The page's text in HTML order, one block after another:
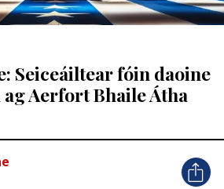
Seiceáiltear fóin daoine
Aerfort Bhaile Átha